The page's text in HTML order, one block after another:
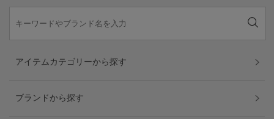
アイテムカテゴリーから探す
ブランドから探す